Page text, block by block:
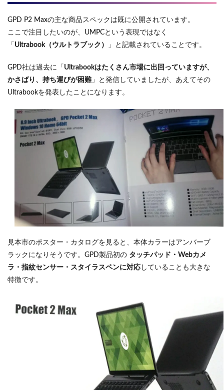
GPD P2 Maxの主な商品スペックは既に公開されています。
ここで注目したいのが、UMPCという表現ではなく
「 Ultrabook（ウルトラブック） 」と記載されていることです。
GPD社は過去に「 Ultrabookはたくさん市場に出回っていますが、
かさばり、持ち運びが困難」と発信していましたが、あえてその
Ultrabookを発表したことになります。
見本市のポスター・カタログを見ると、本体カラーはアンバーブ
ラックになりそうです。GPD製品初の タッチパッド・Webカメ
ラ・指紋センサー・スタイラスペンに対応 していることも大きな
特徴です。